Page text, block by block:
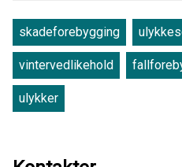
skadeforebygging
vintervedlikehold
ulykker